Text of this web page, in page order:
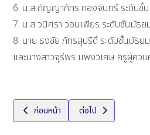
6. น.ส กัญญาภัทร กองจันทร์ ระดับชั้
7. น.ส วนิศรา วอนเพียร ระดับชั้นมัธ
8. นาย ธงชัย ภัทรสุปรีดิ์ ระดับชั้นมัธ
และนางสาวจุรีพร เเพงวิเศษ ครูผู้คว
เนื้อหาก่อนหน้า: แข่งขันโครงการ
ก่อนหน้า เนื้อหาถัดไป: รางวัล
ต่อไป